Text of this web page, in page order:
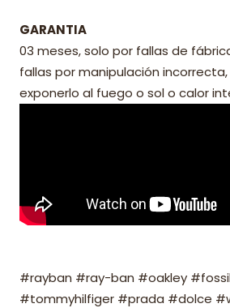
GARANTIA
03 meses, solo por fallas de
fallas por manipulación
exponerlo al fuego o sol o calor
#rayban #ray-ban #oakley
#tommyhilfiger #prada #dolce